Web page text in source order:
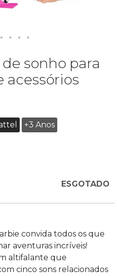
sonho para
acessórios
+3 Anos
ESGOTADO
convida todos os que
aventuras incríveis!
altifalante que
cinco sons relacionados